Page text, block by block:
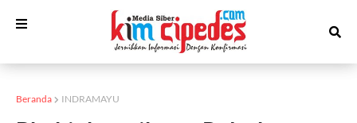
Beranda INDRAMAYU